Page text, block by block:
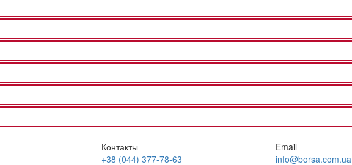
Контакты
+38 (044) 377-78-63
Email
info@borsa.com.ua